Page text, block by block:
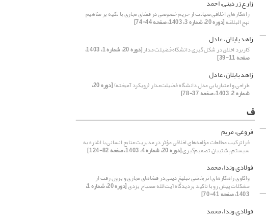
زارع زردینی، احمد
راهکارهای اخلاقی صیانت از حریم خصوصی در فضای مجازی با تکیه بر مفاهیم
نهج البلاغه[دوره 20، شماره 3، 1403، صفحه 44-74]
زاهد بابلان، عادل
کاربرد اخلاق در شکل گیری دانشگاه فضیلت مدار [دوره 20، شماره 1، 1403،
صفحه 11-39]
زاهد بابلان، عادل
طراحی و اعتباریابی مدل دانشگاه‌ فضیلت‌مدار (رویکرد آمیخته) [دوره 20،
شماره 2، 1403، صفحه 37-78]
ف
فروغی، مریم
فراترکیب مطالعات مؤلفه‌های اخلاقی مؤثر در مدیریت منابع انسانی با اشاره به
سیستم پشتیبان تصمیم‌گیری[دوره 20، شماره 4، 1403، صفحه 82-124]
فولادی وندا، محمد
واکاوی راهکارهای اثربخشی تبلیغ دینی در فضاهای مجازی و برون رفت از
مشکلات پیش رو با تاکید بردیدگاه آیت‌الله مصباح یزدی [دوره 20، شماره 1،
1403، صفحه 41-70]
فولادی وندا، محمد